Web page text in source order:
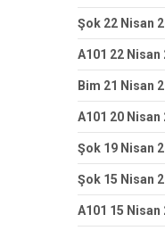
Şok 22 Nisan
A101 22 Nisan
Bim 21 Nisan
A101 20
Şok 19 Nisan
Şok 15 Nisan
A101 15 Nisan